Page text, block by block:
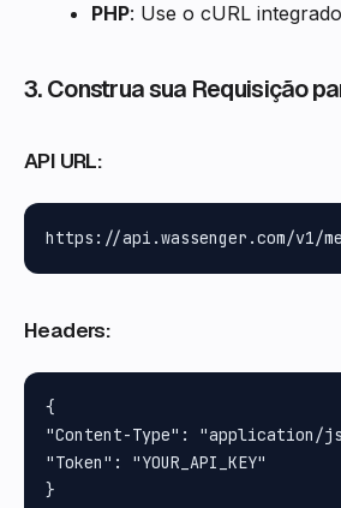
PHP: Use o cURL
3. Construa sua Requisição
API URL:
Headers:
{
"Content-Type": "application/
"Token": "YOUR_API_KEY"